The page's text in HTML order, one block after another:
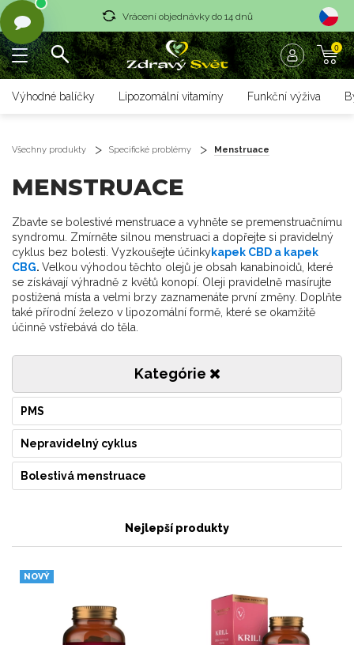
Vrácení objednávky do 14 dnů
Rychlé dodání <36 hodin
Rychlé dodání <36 hodin
0
Výhodné balíčky Lipozomální vitamíny Funkční výživa
Všechny produkty Specifické problémy Menstruace
MENSTRUACE
Zbavte se bolestivé menstruace a vyhněte se premenstruačnímu
syndromu. Zmírněte silnou menstruaci a dopřejte si pravidelný
cyklus bez bolesti. Vyzkoušejte účinkykapek CBD a kapek
CBG. Velkou výhodou těchto olejů je obsah kanabinoidů, které
se získávají výhradně z květů konopí. Oleji pravidelně masírujte
postižená místa a velmi brzy zaznamenáte první změny. Doplňte
také přírodní železo v lipozomální formě, které se okamžitě
účinně vstřebává do těla.
Kategórie
PMS
Nepravidelný cyklus
Bolestivá menstruace
Nejlepší produkty
NOVÝ